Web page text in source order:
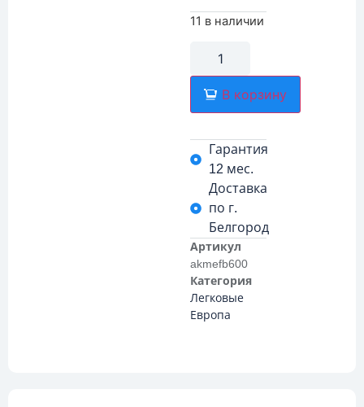
11 в наличии
В корзину
Гарантия
12 мес.
Доставка
по г.
Белгород
Артикул
akmefb600
Категория
Легковые
Европа